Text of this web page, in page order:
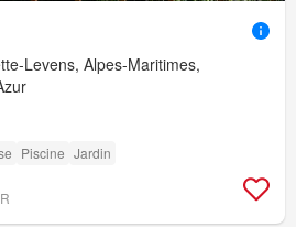
Levens, Alpes-Maritimes,
Piscine Jardin